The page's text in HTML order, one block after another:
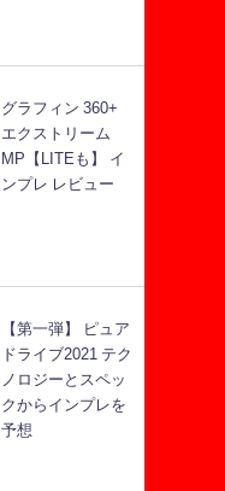
グラフィン 360+
エクストリーム
MP【LITEも】 イ
ンプレ レビュー
【第一弾】 ピュア
ドライブ2021 テク
ノロジーとスペッ
クからインプレを
予想